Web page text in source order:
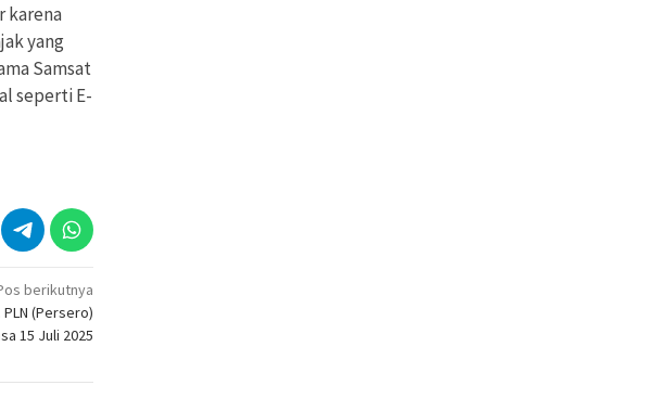
karena
yang
Samsat
seperti E-
berikutnya
(Persero)
15 Juli 2025